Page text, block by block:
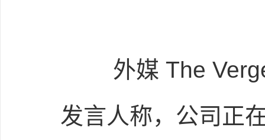
外媒 The Verge
发言人称，公司正